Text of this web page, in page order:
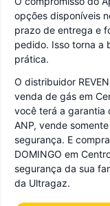
opções disponíveis
prazo de entrega e
pedido. Isso torna a
prática.
O distribuidor
venda de gás em
você terá a garantia
ANP, vende
segurança. E
DOMINGO em
segurança da sua
da Ultragaz.